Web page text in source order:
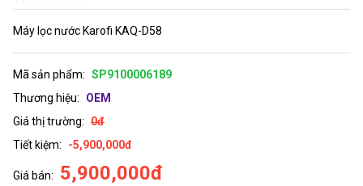
Máy lọc nước Karofi KAQ-D58
Mã sản phẩm: SP9100006189
Thương hiệu:
OEM
Giá thị trường: 0đ
Tiết kiệm:
-5,900,000đ
Giá bán: 5,900,000đ